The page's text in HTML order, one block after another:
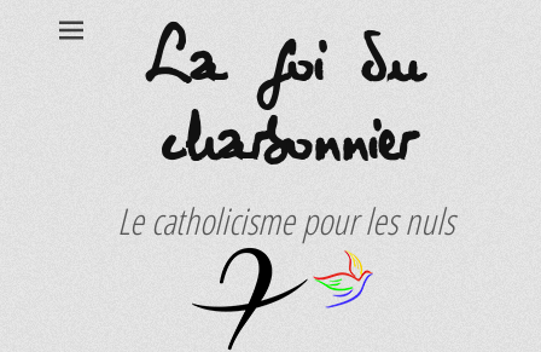
La foi du
charbonnier
Le catholicisme pour les nuls